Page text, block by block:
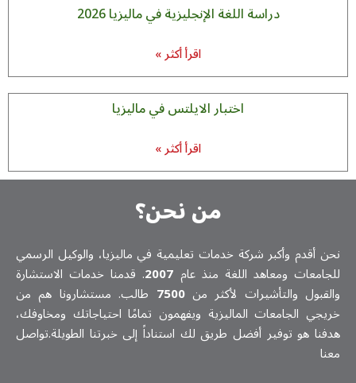
دراسة اللغة الإنجليزية في ماليزيا 2026
اقرأ أكثر »
اختبار الايلتس في ماليزيا
اقرأ أكثر »
من نحن؟
أقدم وأكبر شركة خدمات تعلیمیة في ماليزيا، والوكيل الرسمي
ومعاهد اللغة منذ عام 2007. قدمنا خدمات الاستشارة
والتأشيرات لأكثر من 7500طالب. مستشارونا هم من
الجامعات الماليزية ويفهمون تمامًا احتياجاتك ومخاوفك،
هو توفير أفضل طريق لك استناداً إلى خبرتنا الطويلة.تواصل